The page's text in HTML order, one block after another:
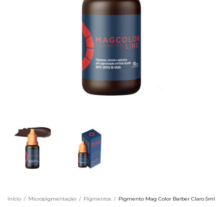
Início / Micropigmentação / Pigmentos / Pigmento Mag Color Barber Claro 5ml